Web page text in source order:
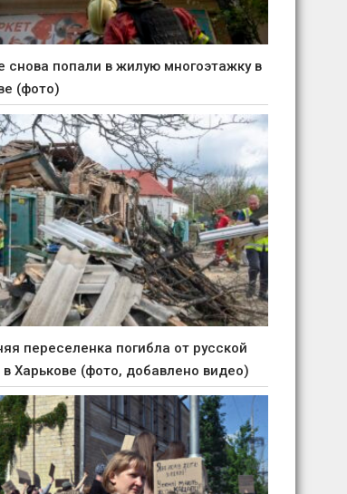
снова попали в жилую многоэтажку в
(фото)
переселенка погибла от русской
Харькове (фото, добавлено видео)